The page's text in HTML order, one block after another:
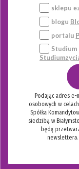
sklepu
blogu
portalu
Podając adres e-
osobowych w
Spółka
siedzibą w
będą
newslettera.